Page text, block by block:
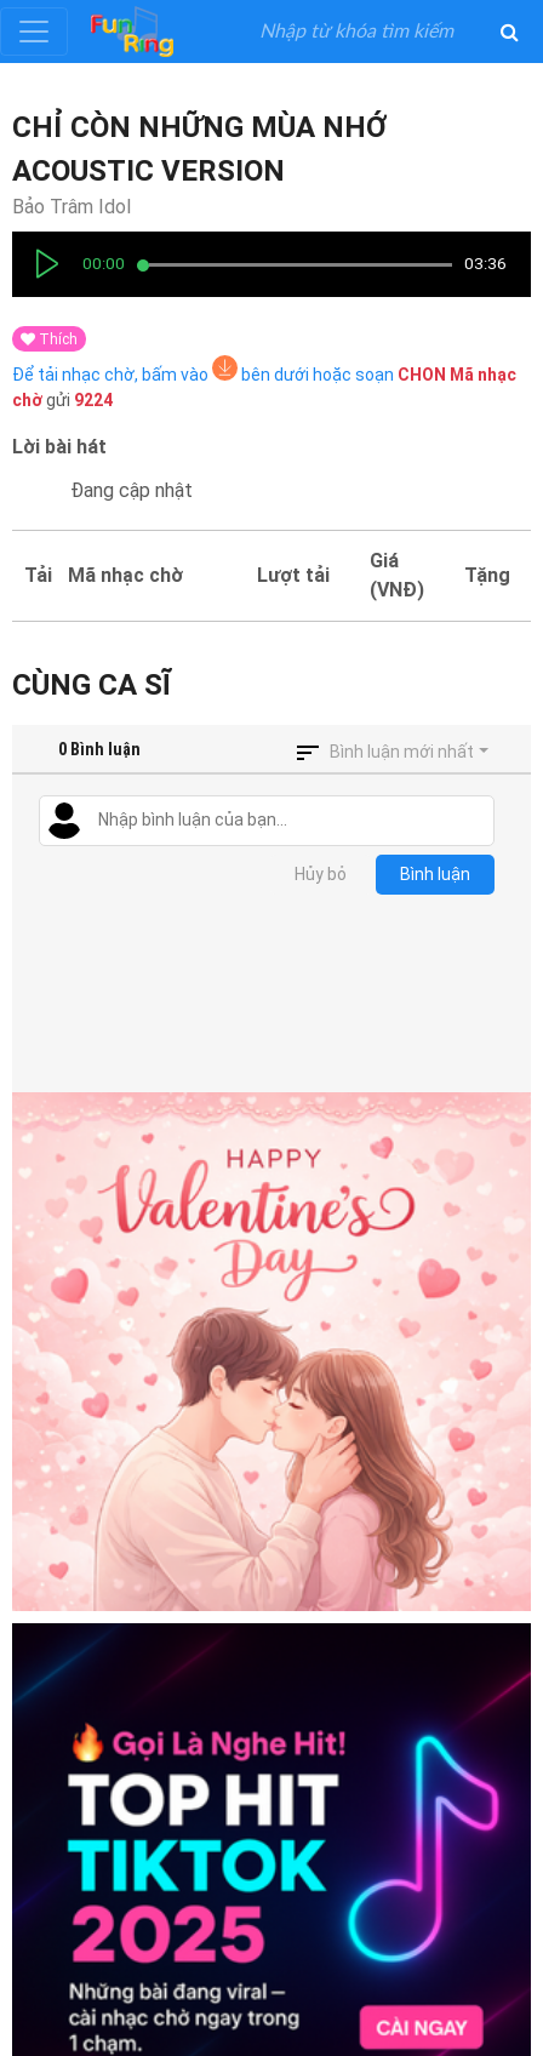
Đăng
ký
Đăng
nhập
Loại
Nghệ
Sĩ
Doanh
Nghiệp
CHỈ CÒN NHỮNG MÙA NHỚ
ACOUSTIC VERSION
Bảo Trâm Idol
00:00 03:36
Thích
Để tải nhạc chờ, bấm vào bên dưới hoặc soạn CHON Mã nhạc
chờgửi 9224
Lời bài hát
Đang cập nhật
Tải Mã nhạc chờ Lượt tải
Giá
(VNĐ)
Tặng
CÙNG CA SĨ
0 Bình luận Bình luận mới nhất
Hủy bỏ Bình luận